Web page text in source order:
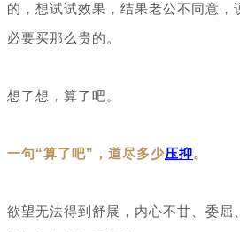
的，想试试效果，结果老公不同意，
必要买那么贵的。
想了想，算了吧。
一句“算了吧”，道尽多少压抑。
欲望无法得到舒展，内心不甘、委屈